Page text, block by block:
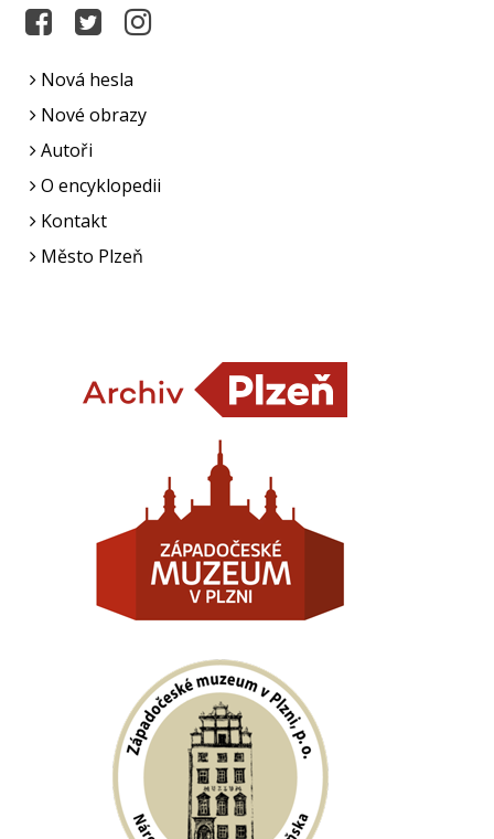
Nová hesla
Nové obrazy
Autoři
O encyklopedii
Kontakt
Město Plzeň